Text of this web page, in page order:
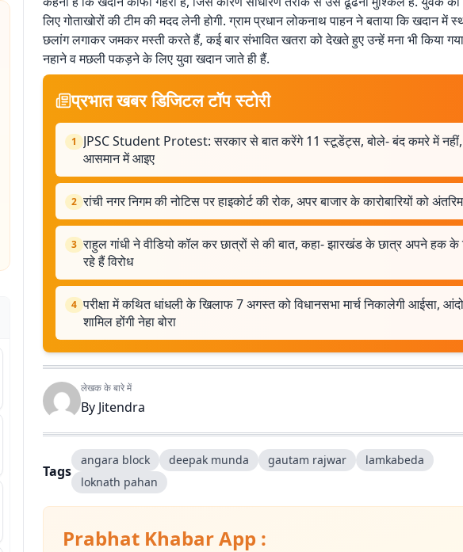
लिए गोताखोरों की टीम की मदद लेनी होगी. ग्राम प्रधान लोकनाथ पाहन ने बताया कि खदान में
छलांग लगाकर जमकर मस्ती करते हैं, कई बार संभावित खतरा को देखते हुए उन्हें मना भी किया
नहाने व मछली पकड़ने के लिए युवा खदान जाते ही हैं.
प्रभात खबर डिजिटल टॉप स्टोरी
1
JPSC Student Protest: सरकार से बात करेंगे 11 स्टूडेंट्स, बोले- बंद कमरे में
आसमान में आइए
2 रांची नगर निगम की नोटिस पर हाइकोर्ट की रोक, अपर बाजार के कारोबारियों को
3 राहुल गांधी ने वीडियो कॉल कर छात्रों से की बात, कहा- झारखंड के छात्र अपने हक
रहे हैं विरोध
4 परीक्षा में कथित धांधली के खिलाफ 7 अगस्त को विधानसभा मार्च निकालेगी आईसा,
शामिल होंगी नेहा बोरा
लेखक के बारे में
By Jitendra
Tags
angara block deepak munda gautam rajwar
lamkabeda
loknath pahan
Prabhat Khabar App :